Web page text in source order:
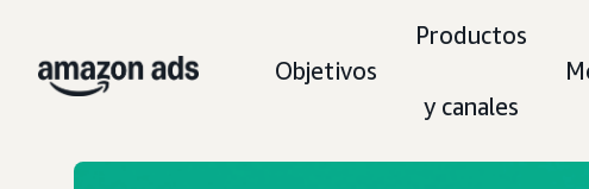
Objetivos
Productos
y canales